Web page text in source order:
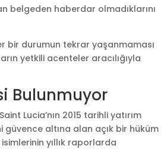
belgeden haberdar olmadıklarını
bir durumun tekrar yaşanmaması
yetkili acenteler aracılığıyla
Bulunmuyor
Lucia’nın 2015 tarihli yatırım
altına alan açık bir hüküm
yıllık raporlarda